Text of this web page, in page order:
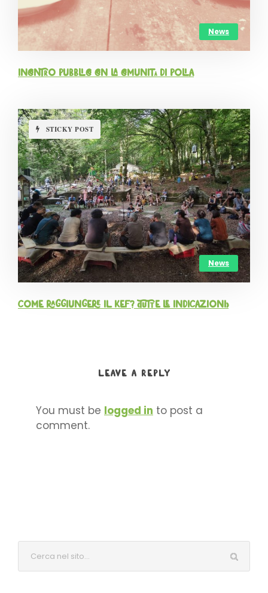
News
Incontro pubblico con la comunità di Polia
STICKY POST
News
Come raggiungere il KEF? (tutte le indicazioni)
LEAVE A REPLY
You must be logged in to post a
comment.